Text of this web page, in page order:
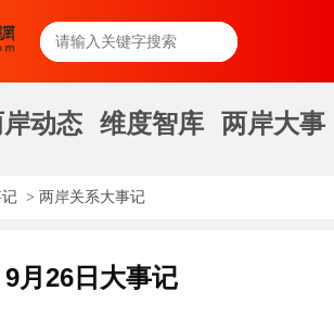
动态 维度智库 两岸大事
> 两岸关系大事记
9月26日大事记